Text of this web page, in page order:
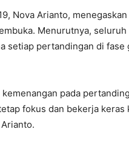
Nova Arianto,
Menurutnya,
setiap pertandingan di
pada
fokus dan bekerja